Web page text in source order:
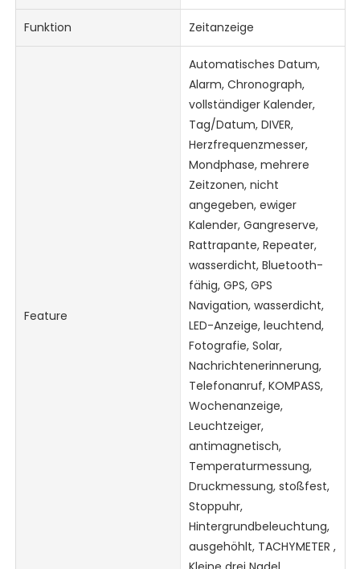
Funktion Zeitanzeige
Feature
Automatisches Datum,
Alarm, Chronograph,
vollständiger Kalender,
Tag/Datum, DIVER,
Herzfrequenzmesser,
Mondphase, mehrere
Zeitzonen, nicht
angegeben, ewiger
Kalender, Gangreserve,
Rattrapante, Repeater,
wasserdicht, Bluetooth-
fähig, GPS, GPS
Navigation, wasserdicht,
LED-Anzeige, leuchtend,
Fotografie, Solar,
Nachrichtenerinnerung,
Telefonanruf, KOMPASS,
Wochenanzeige,
Leuchtzeiger,
antimagnetisch,
Temperaturmessung,
Druckmessung, stoßfest,
Stoppuhr,
Hintergrundbeleuchtung,
ausgehöhlt, TACHYMETER ,